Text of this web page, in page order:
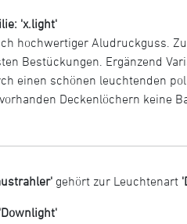
'x.light'
hochwertiger Aludruckguss.
Bestückungen. Ergänzend
einen schönen leuchtenden
Deckenlöchern keine
gehört zur Leuchtenart